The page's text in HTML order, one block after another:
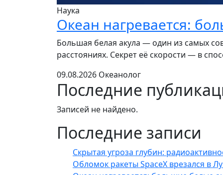
Наука
Океан нагревается:
Большая белая акула — один из самых
расстояниях. Секрет её скорости — в
09.08.2026 Океанолог
Последние
Записей не найдено.
Последние записи
Скрытая угроза глубин:
Обломок ракеты SpaceX врезался в